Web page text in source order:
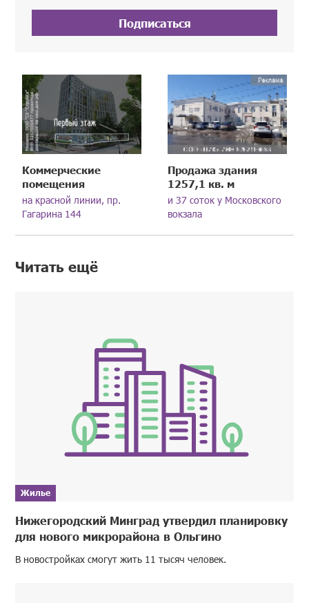
Подписаться
Коммерческие
помещения
на красной линии, пр.
Гагарина 144
Продажа здания
1257,1 кв. м
и 37 соток у Московского
вокзала
Читать ещё
Жилье
Нижегородский Минград утвердил планировку
для нового микрорайона в Ольгино
В новостройках смогут жить 11 тысяч человек.